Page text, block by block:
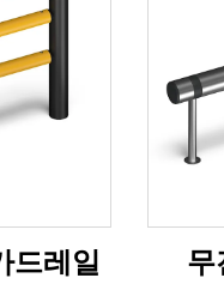
드레일 무